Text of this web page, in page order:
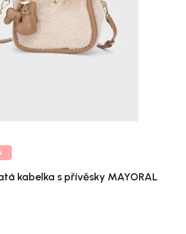
kabelka s přívěsky MAYORAL